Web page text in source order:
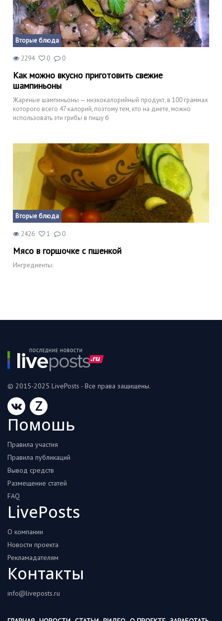
Вторые блюда
2294 0 0
Как можно вкусно приготовить свежие
шампиньоны
Жареные шампиньоны — низкокалорийный продукт, в 100 граммах
которого всего 47 калорий, поэтому тем, кто на диете, можно
использовать эти грибы в пищу б
Вторые блюда
2426 1 0
Мясо в горшочке с пшенкой
Ингредиенты:
© 2015-2025 LivePosts - Все права защищены.
Z
Помошь
Правила участия
Правила публикаций
Вывод средств
Размещение статей
FAQ
LivePosts
О компании
Новости проекта
Рекламадателям
Контакты
info@liveposts.ru